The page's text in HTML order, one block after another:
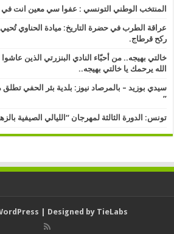
المنتخب الوطني التونسي : عفوا سي معين انت في
عراقة الطرب في حضرة التاريخ: ميادة الحناوي تُحيي
ركح قرطاج.
خالتي بهيجه.. من أحبّاء النادي البنزرتي الذين
الله يرحمك يا خالتي بهيجه..
سيدي بوزيد – بالمرصاد نيوز: بلدية بئر الحفي
” ​
تونس: الدورة الثالثة لمهرجان “الليالي الصيفية
| Designed by TieLabs